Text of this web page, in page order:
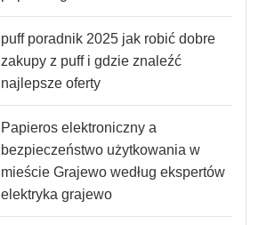
puff poradnik 2025 jak robić dobre
zakupy z puff i gdzie znaleźć
najlepsze oferty
Papieros elektroniczny a
bezpieczeństwo użytkowania w
mieście Grajewo według ekspertów
elektryka grajewo